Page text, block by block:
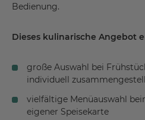
Bedienung.
Dieses kulinarische Angebot
große Auswahl bei
individuell
vielfältige Menüauswahl
eigener Speisekarte